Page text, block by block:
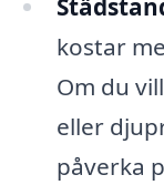
kostar
Om du
eller
påverka